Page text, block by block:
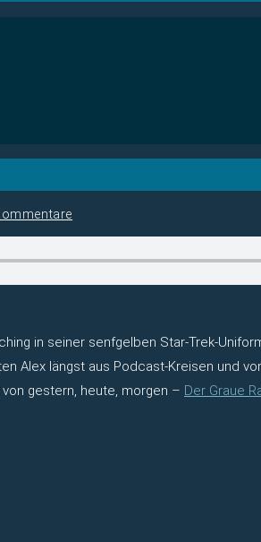
in seiner senfgelben Star-Trek-
Alex längst aus Podcast-Kreisen und
gestern, heute, morgen – Der Graue